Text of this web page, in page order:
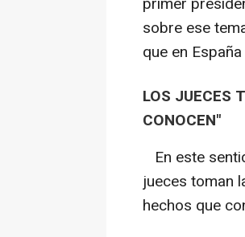
sobre ese
que en
LOS JUECES
CONOCEN"
En este
jueces toman
hechos que